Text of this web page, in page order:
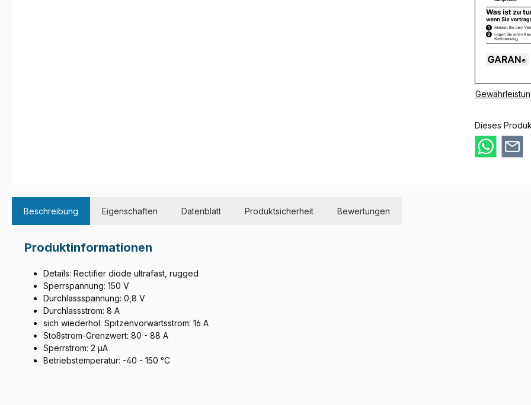
Dieses
Beschreibung Eigenschaften Datenblatt Produktsicherheit Bewertungen
Produktinformationen
Details: Rectifier diode ultrafast, rugged
Sperrspannung: 150 V
Durchlassspannung: 0,8 V
Durchlassstrom: 8 A
sich wiederhol. Spitzenvorwärtsstrom: 16 A
Stoßstrom-Grenzwert: 80 - 88 A
Sperrstrom: 2 µA
Betriebstemperatur: -40 - 150 °C